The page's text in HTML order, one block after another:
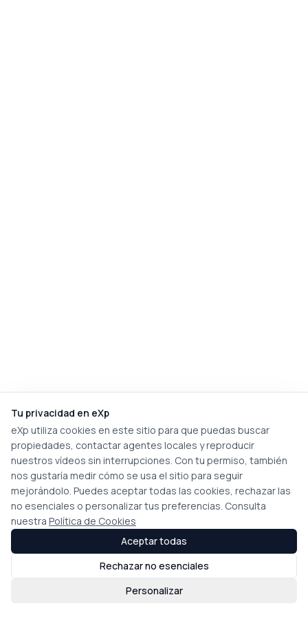
Tu privacidad en eXp
eXp utiliza cookies en este sitio para que puedas buscar
propiedades, contactar agentes locales y reproducir
nuestros vídeos sin interrupciones. Con tu permiso, también
nos gustaría medir cómo se usa el sitio para seguir
mejorándolo. Puedes aceptar todas las cookies, rechazar las
no esenciales o personalizar tus preferencias. Consulta
nuestra Política de Cookies
Personalizar
Rechazar no esenciales
Aceptar todas